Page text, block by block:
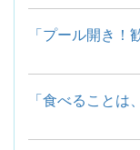
「プール開き！
「食べることは